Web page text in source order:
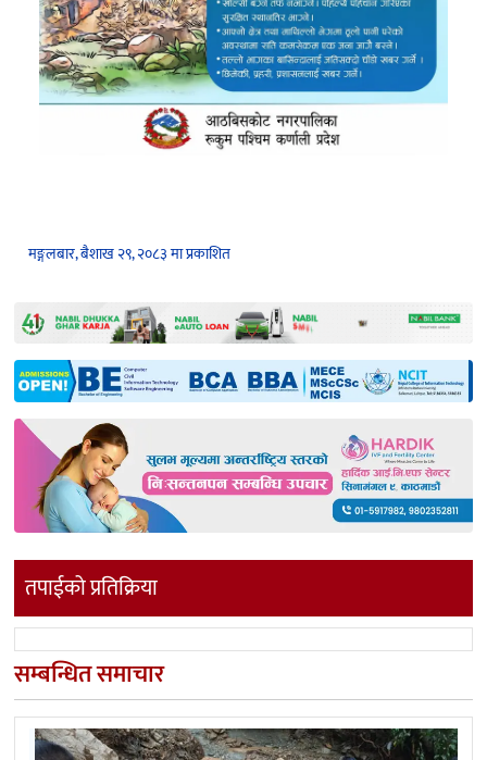
मङ्गलबार, बैशाख २९, २०८३ मा प्रकाशित
तपाईको प्रतिक्रिया
सम्बन्धित समाचार